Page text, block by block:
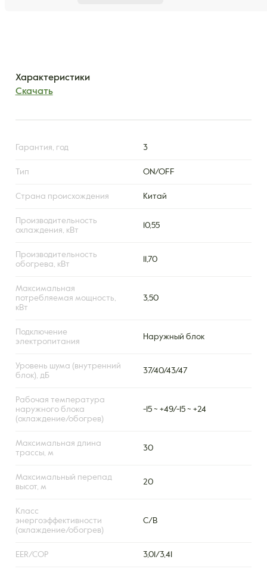
Характеристики
Скачать
Гарантия, год 3
Тип ON/OFF
Страна происхождения Китай
Производительность
охлаждения, кВт
10,55
Производительность
обогрева, кВт
11,70
Максимальная
потребляемая мощность,
кВт
3,50
Подключение
электропитания
Наружный блок
Уровень шума (внутренний
блок), дБ
37/40/43/47
Рабочая температура
наружного блока
(охлаждение/обогрев)
-15 ~ +49/-15 ~ +24
Максимальная длина
трассы, м
30
Максимальный перепад
высот, м
20
Класс
энергоэффективности
(охлаждение/обогрев)
C/B
EER/COP 3,01/3,41